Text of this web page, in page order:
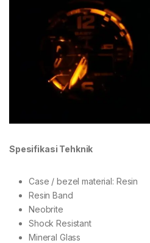
Spesifikasi Tehknik
Case / bezel material: Resin
Resin Band
Neobrite
Shock Resistant
Mineral Glass